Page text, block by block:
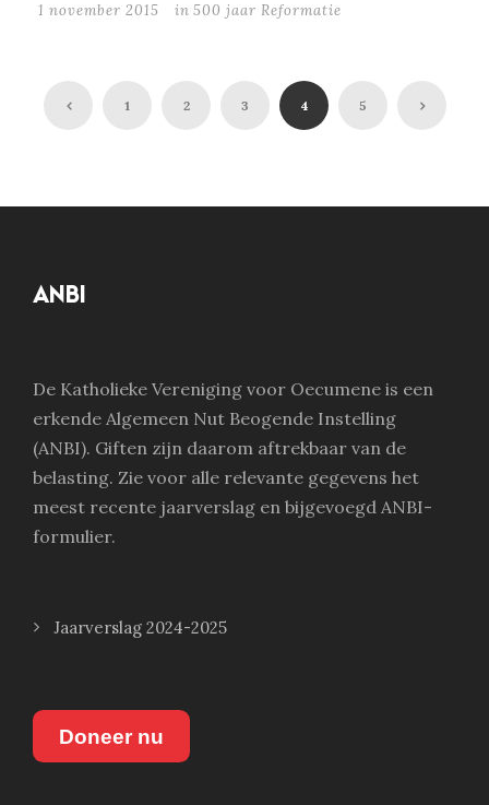
1 november 2015 in 500 jaar Reformatie
1 2 3 4 5
ANBI
De Katholieke Vereniging voor Oecumene is een
erkende Algemeen Nut Beogende Instelling
(ANBI). Giften zijn daarom aftrekbaar van de
belasting. Zie voor alle relevante gegevens het
meest recente jaarverslag en bijgevoegd ANBI-
formulier.
Jaarverslag 2024-2025
Doneer nu